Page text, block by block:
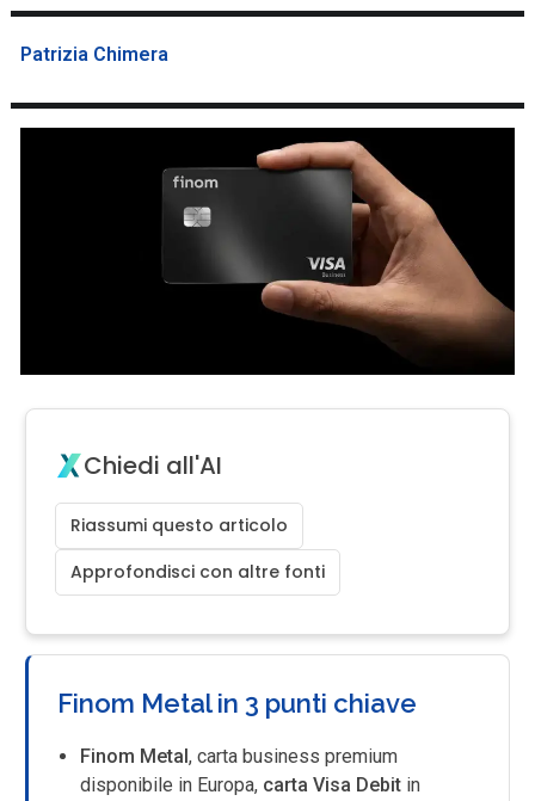
Patrizia Chimera
Chiedi all'AI
Riassumi questo articolo
Approfondisci con altre fonti
Finom Metal in 3 punti chiave
Finom Metal, carta business premium
disponibile in Europa, carta Visa Debit in